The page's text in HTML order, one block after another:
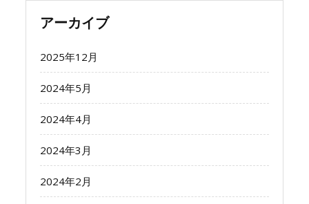
アーカイブ
2025年12月
2024年5月
2024年4月
2024年3月
2024年2月